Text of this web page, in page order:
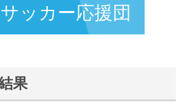
ッカー応援団
果